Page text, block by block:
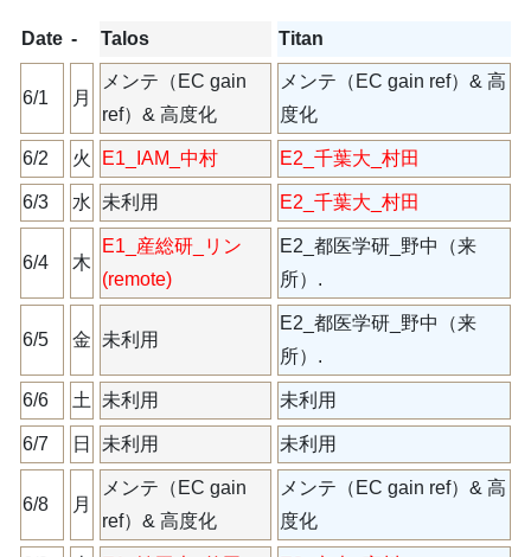
Date - Talos Titan
6/1 月
メンテ（EC gain
ref）& 高度化
メンテ（EC gain ref）& 高
度化
6/2 火 E1_IAM_中村 E2_千葉大_村田
6/3 水 未利用 E2_千葉大_村田
6/4 木
E1_産総研_リン
(remote)
E2_都医学研_野中（来
所）.
6/5 金 未利用
E2_都医学研_野中（来
所）.
6/6 土 未利用 未利用
6/7 日 未利用 未利用
6/8 月
メンテ（EC gain
ref）& 高度化
メンテ（EC gain ref）& 高
度化